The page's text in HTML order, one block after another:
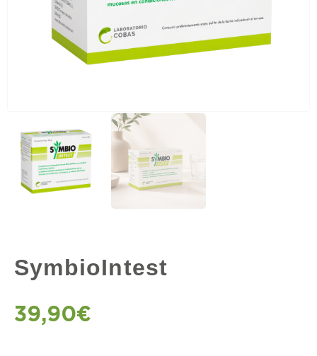
SymbioIntest
39,90€